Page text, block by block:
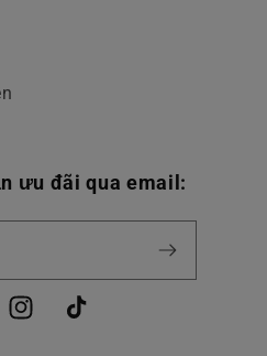
ưu đãi qua email:
InstagramTikTok